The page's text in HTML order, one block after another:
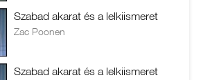
Szabad akarat és a lelkiismeret
Zac Poonen
Szabad akarat és a lelkiismeret